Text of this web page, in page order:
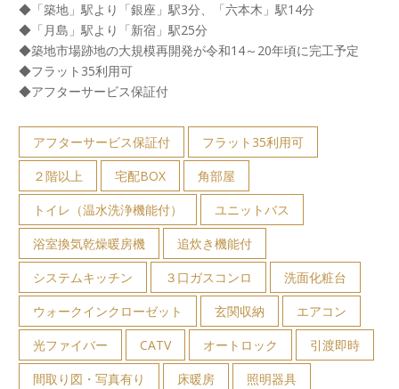
◆「築地」駅より「銀座」駅3分、「六本木」駅14分
◆「月島」駅より「新宿」駅25分
◆築地市場跡地の大規模再開発が令和14～20年頃に完工予定
◆フラット35利用可
◆アフターサービス保証付
アフターサービス保証付
フラット35利用可
２階以上
宅配BOX
角部屋
トイレ（温水洗浄機能付）
ユニットバス
浴室換気乾燥暖房機
追炊き機能付
システムキッチン
３口ガスコンロ
洗面化粧台
ウォークインクローゼット
玄関収納
エアコン
光ファイバー
CATV オートロック
引渡即時
間取り図・写真有り
床暖房
照明器具